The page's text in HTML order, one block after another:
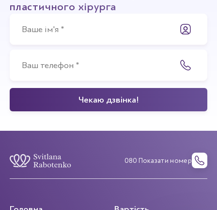
пластичного хірурга
080 Показати номер